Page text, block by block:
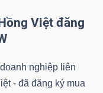
Việt đăng
nghiệp liên
- đã đăng ký mua